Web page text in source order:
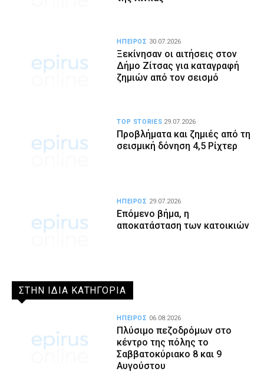
Ξεκίνησαν οι αιτήσεις στον
Δήμο Ζίτσας για καταγραφή
ζημιών από τον σεισμό
ΗΠΕΙΡΟΣ 30.07.2026
Προβλήματα και ζημιές από τη
σεισμική δόνηση 4,5 Ρίχτερ
TOP STORIES 29.07.2026
Επόμενο βήμα, η
αποκατάσταση των κατοικιών
ΗΠΕΙΡΟΣ 29.07.2026
ΣΤΗΝ ΙΔΙΑ ΚΑΤΗΓΟΡΙΑ
Πλύσιμο πεζοδρόμων στο
κέντρο της πόλης το
Σαββατοκύριακο 8 και 9
Αυγούστου
ΗΠΕΙΡΟΣ 06.08.2026